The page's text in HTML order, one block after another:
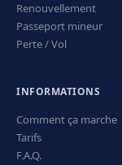
Renouvellement
Passeport mineur
Perte / Vol
INFORMATIONS
Comment ça marche
Tarifs
F.A.Q.